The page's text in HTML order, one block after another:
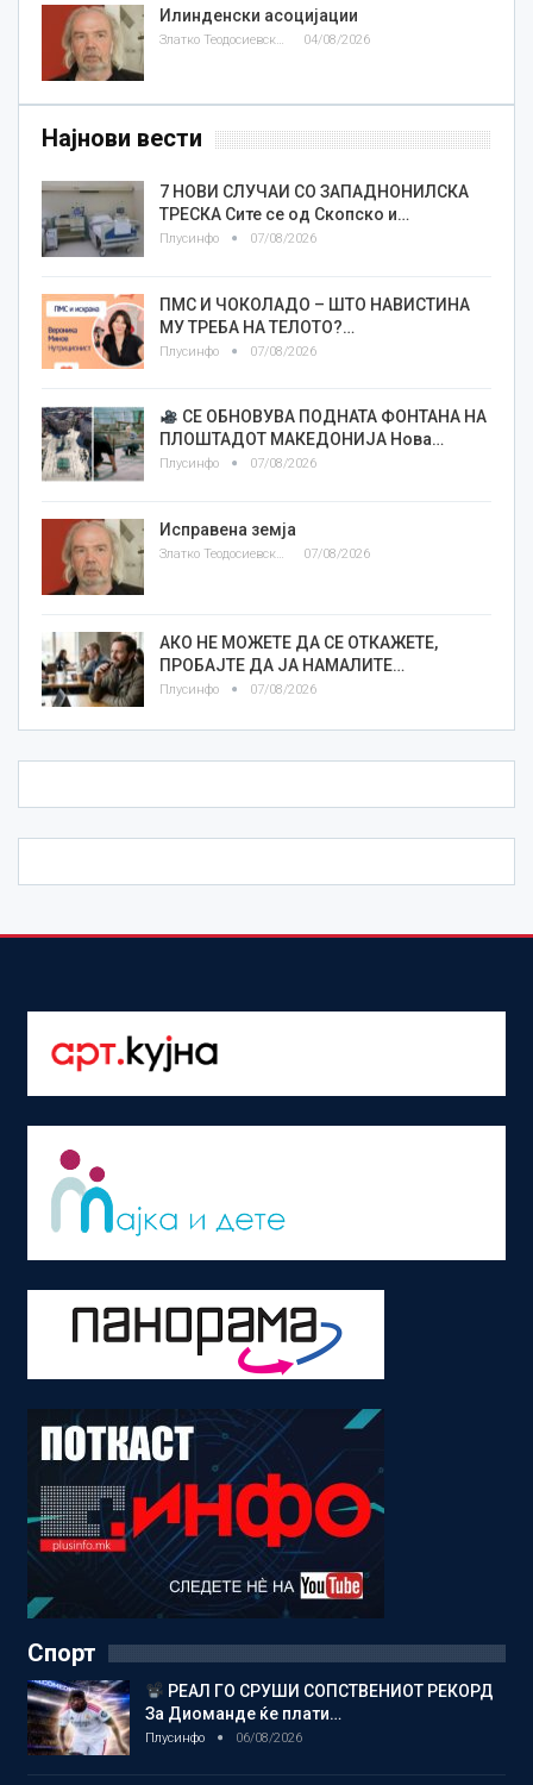
Илинденски асоцијации
Златко Теодосиевски 04/08/2026
Најнови вести
7 НОВИ СЛУЧАИ СО ЗАПАДНОНИЛСКА
ТРЕСКА Сите се од Скопско и…
Плусинфо 07/08/2026
ПМС И ЧОКОЛАДО – ШТО НАВИСТИНА
МУ ТРЕБА НА ТЕЛОТО?…
Плусинфо 07/08/2026
СЕ ОБНОВУВА ПОДНАТА ФОНТАНА НА
ПЛОШТАДОТ МАКЕДОНИЈА Нова…
Плусинфо 07/08/2026
Исправена земја
Златко Теодосиевски 07/08/2026
АКО НЕ МОЖЕТЕ ДА СЕ ОТКАЖЕТЕ,
ПРОБАЈТЕ ДА ЈА НАМАЛИТЕ…
Плусинфо 07/08/2026
Спорт
РЕАЛ ГО СРУШИ СОПСТВЕНИОТ РЕКОРД
За Диоманде ќе плати…
Плусинфо 06/08/2026